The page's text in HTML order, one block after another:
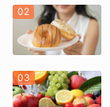
02
03